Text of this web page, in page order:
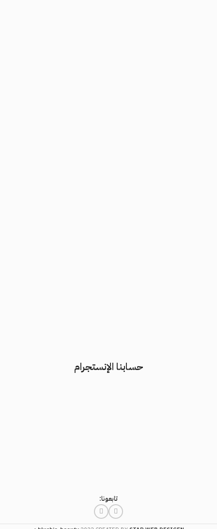
حسابنا الإنستجرام
تابعونا: